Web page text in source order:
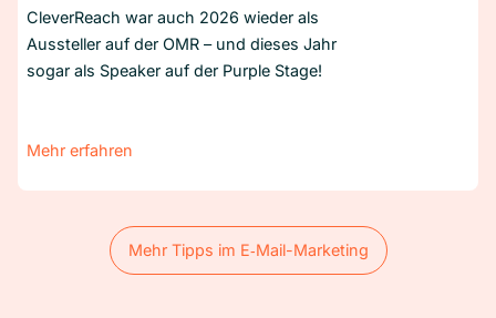
CleverReach war auch 2026 wieder als
Aussteller auf der OMR – und dieses Jahr
sogar als Speaker auf der Purple Stage!
Mehr erfahren
Mehr Tipps im E‑Mail-Marketing
Mehr Tipps im E‑Mail-Marketing